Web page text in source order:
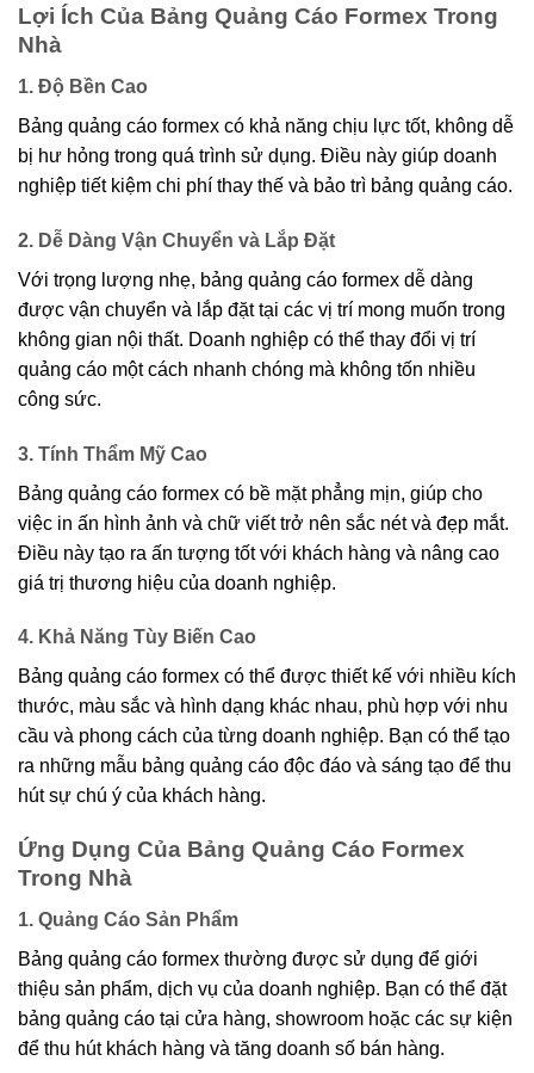
Lợi Ích Của Bảng Quảng Cáo Formex Trong
Nhà
1. Độ Bền Cao
Bảng quảng cáo formex có khả năng chịu lực tốt, không dễ
bị hư hỏng trong quá trình sử dụng. Điều này giúp doanh
nghiệp tiết kiệm chi phí thay thế và bảo trì bảng quảng cáo.
2. Dễ Dàng Vận Chuyển và Lắp Đặt
Với trọng lượng nhẹ, bảng quảng cáo formex dễ dàng
được vận chuyển và lắp đặt tại các vị trí mong muốn trong
không gian nội thất. Doanh nghiệp có thể thay đổi vị trí
quảng cáo một cách nhanh chóng mà không tốn nhiều
công sức.
3. Tính Thẩm Mỹ Cao
Bảng quảng cáo formex có bề mặt phẳng mịn, giúp cho
việc in ấn hình ảnh và chữ viết trở nên sắc nét và đẹp mắt.
Điều này tạo ra ấn tượng tốt với khách hàng và nâng cao
giá trị thương hiệu của doanh nghiệp.
4. Khả Năng Tùy Biến Cao
Bảng quảng cáo formex có thể được thiết kế với nhiều kích
thước, màu sắc và hình dạng khác nhau, phù hợp với nhu
cầu và phong cách của từng doanh nghiệp. Bạn có thể tạo
ra những mẫu bảng quảng cáo độc đáo và sáng tạo để thu
hút sự chú ý của khách hàng.
Ứng Dụng Của Bảng Quảng Cáo Formex
Trong Nhà
1. Quảng Cáo Sản Phẩm
Bảng quảng cáo formex thường được sử dụng để giới
thiệu sản phẩm, dịch vụ của doanh nghiệp. Bạn có thể đặt
bảng quảng cáo tại cửa hàng, showroom hoặc các sự kiện
để thu hút khách hàng và tăng doanh số bán hàng.